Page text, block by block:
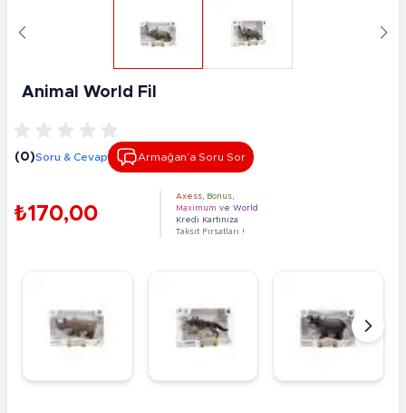
Animal World Fil
(0)Soru & Cevap Armağan’a Soru Sor
₺170,00
Axess Bonus
Maximum ve World
Kredi Kartınıza
Taksit Fırsatları !